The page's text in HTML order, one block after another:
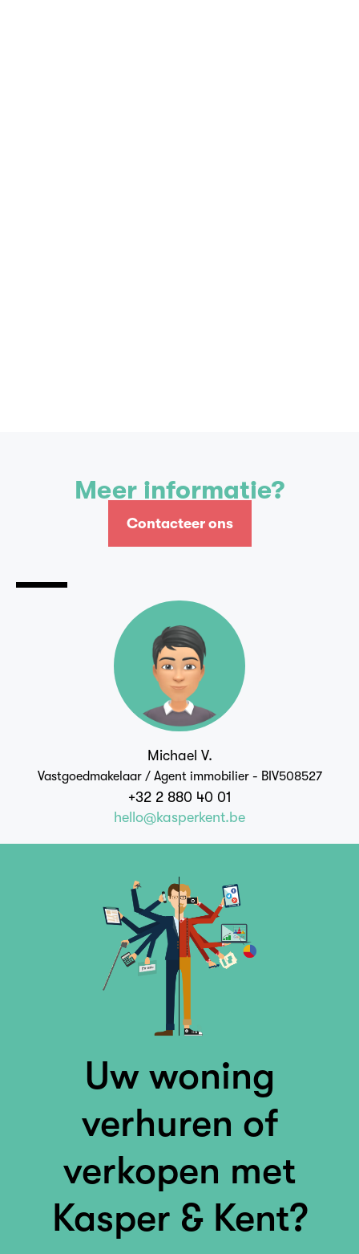
Meer informatie?
Contacteer ons
Contacteer ons
Michael V.
Vastgoedmakelaar / Agent immobilier - BIV508527
+32 2 880 40 01
hello@kasperkent.be
Uw woning
verhuren of
verkopen met
Kasper & Kent?